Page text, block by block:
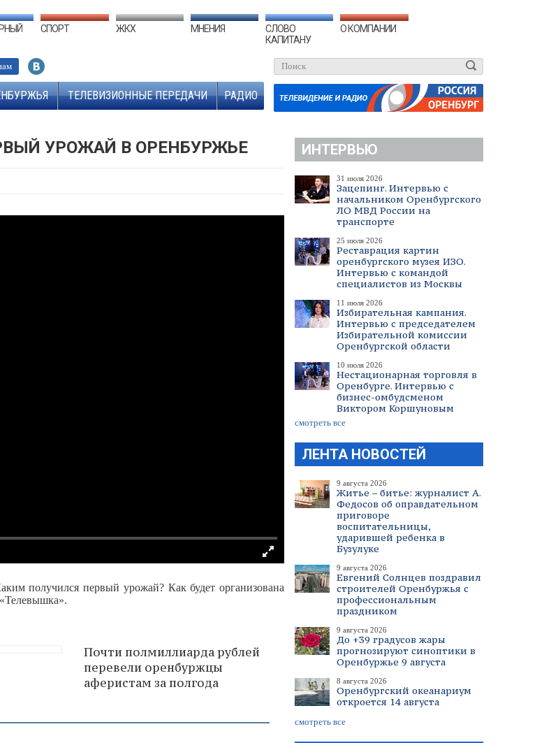
СПОРТ ЖКХ МНЕНИЯ
СЛОВО
КАПИТАНУ
О КОМПАНИИ
ТЕЛЕВИЗИОННЫЕ ПЕРЕДАЧИ РАДИО
ИНТЕРВЬЮ
31 июля 2026
Зацепинг. Интервью с
начальником Оренбургского
ЛО МВД России на
транспорте
25 июля 2026
Реставрация картин
оренбургского музея ИЗО.
Интервью с командой
специалистов из Москвы
11 июля 2026
Избирательная кампания.
Интервью с председателем
Избирательной комиссии
Оренбургской области
10 июля 2026
Нестационарная торговля в
Оренбурге. Интервью с
бизнес-омбудсменом
Виктором Коршуновым
смотреть все
ЛЕНТА НОВОСТЕЙ
9 августа 2026
Житье – битье: журналист А.
Федосов об оправдательном
приговоре
воспитательницы,
ударившей ребенка в
Бузулуке
9 августа 2026
Евгений Солнцев поздравил
строителей Оренбуржья с
профессиональным
праздником
9 августа 2026
До +39 градусов жары
прогнозируют синоптики в
Оренбуржье 9 августа
8 августа 2026
Оренбургский океанариум
откроется 14 августа
смотреть все
УРОЖАЙ В ОРЕНБУРЖЬЕ
получился первый урожай? Как будет организована
Почти полмиллиарда рублей
перевели оренбуржцы
аферистам за полгода